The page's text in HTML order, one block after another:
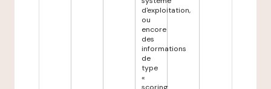
d'exploitation,
ou
encore
des
informations
de
type
«